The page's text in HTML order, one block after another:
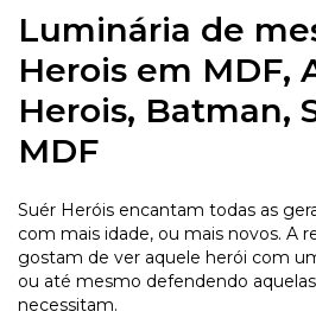
Luminária de
Herois em MDF,
Herois, Batman,
MDF
Suér Heróis encantam todas as
com mais idade, ou mais novos. A
gostam de ver aquele herói com
ou até mesmo defendendo
necessitam.